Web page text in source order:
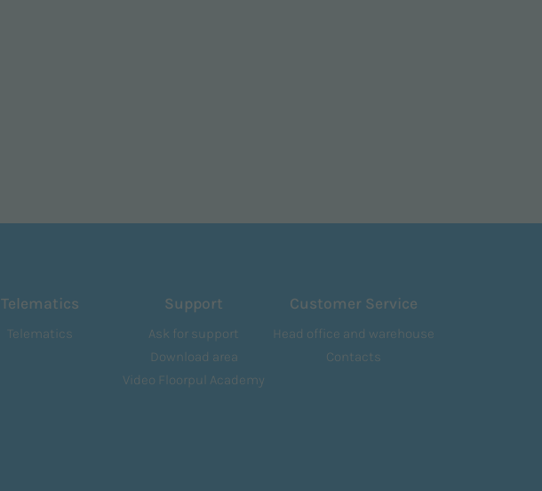
Telematics
Telematics
Support
Ask for support
Download area
Video Floorpul Academy
Customer Service
Head office and warehouse
Contacts